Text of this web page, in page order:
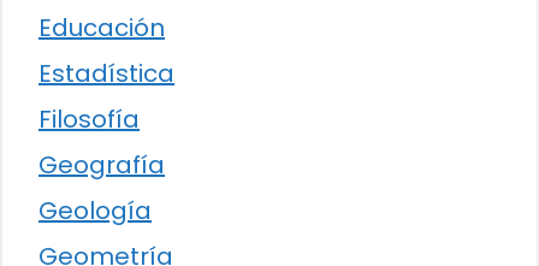
Educación
Estadística
Filosofía
Geografía
Geología
Geometría